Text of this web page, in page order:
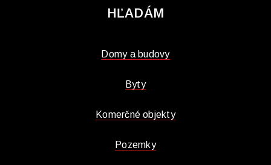
HĽADÁM
Domy a budovy
Byty
Komerčné objekty
Pozemky